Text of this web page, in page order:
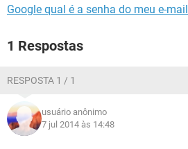
Google qual é a senha do meu e-mail
1 Respostas
RESPOSTA 1 / 1
usuário anônimo
7 jul 2014 às 14:48